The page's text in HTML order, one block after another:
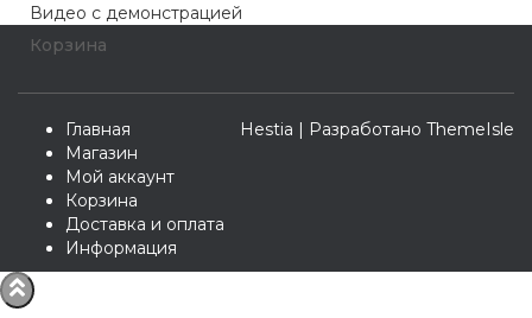
Видео с демонстрацией
Корзина
Главная
Магазин
Мой аккаунт
Корзина
Доставка и оплата
Информация
Hestia | Разработано ThemeIsle